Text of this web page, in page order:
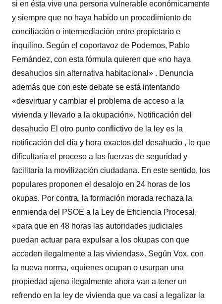
si en ésta vive una persona vulnerable económicamente
y siempre que no haya habido un procedimiento de
conciliación o intermediación entre propietario e
inquilino. Según el coportavoz de Podemos, Pablo
Fernández, con esta fórmula quieren que «no haya
desahucios sin alternativa habitacional» . Denuncia
además que con este debate se está intentando
«desvirtuar y cambiar el problema de acceso a la
vivienda y llevarlo a la okupación». Notificación del
desahucio El otro punto conflictivo de la ley es la
notificación del día y hora exactos del desahucio , lo que
dificultaría el proceso a las fuerzas de seguridad y
facilitaría la movilización ciudadana. En este sentido, los
populares proponen el desalojo en 24 horas de los
okupas. Por contra, la formación morada rechaza la
enmienda del PSOE a la Ley de Eficiencia Procesal,
«para que en 48 horas las autoridades judiciales
puedan actuar para expulsar a los okupas con que
acceden ilegalmente a las viviendas». Según Vox, con
la nueva norma, «quienes ocupan o usurpan una
propiedad ajena ilegalmente ahora van a tener un
refrendo en la ley de vivienda que va casi a legalizar la